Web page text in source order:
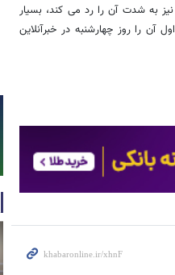
به شدت آن را رد می کند، بسیار
را روز چهارشنبه در خبرآنلاین